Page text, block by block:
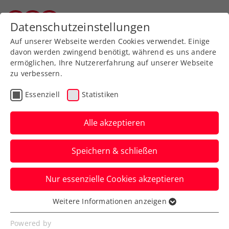
Zurück zur Newsübersicht
Allgemeine Klasse
Smarthlete-Story: Gabriel
Huber am College in den
USA
Vom Tiroler Tennisplatz zur University of
Wisconsin – Gabriels Smarthlete-Reise.
Datenschutzeinstellungen
Auf unserer Webseite werden Cookies verwendet. Einige
davon werden zwingend benötigt, während es uns andere
ermöglichen, Ihre Nutzererfahrung auf unserer Webseite
zu verbessern.
Essenziell Statistiken
Alle akzeptieren
Speichern & schließen
Nur essenzielle Cookies akzeptieren
Essenziell
Essenzielle Cookies werden für grundlegende
Weitere Informationen anzeigen
Powered by